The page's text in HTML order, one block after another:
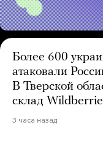
Более 600
атаковали
В Тверской
склад
3 часа назад